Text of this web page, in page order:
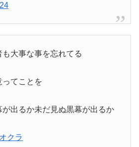
大事な事を忘れてる
てことを
出るか未だ見ぬ黒幕が出るか
クラ